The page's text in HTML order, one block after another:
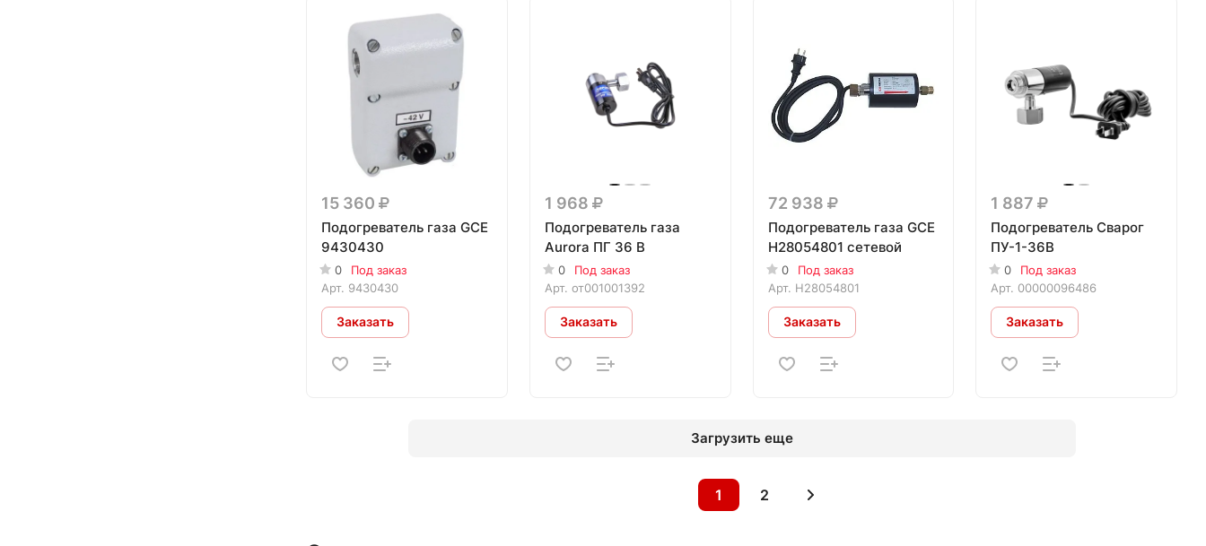
15 360
Подогреватель газа GCE
9430430
0
Под заказ
Арт. 9430430
Заказать
1 968
Подогреватель газа
Aurora ПГ 36 В
0
Под заказ
Арт. от001001392
Заказать
72 938
Подогреватель газа GCE
H28054801 сетевой
0
Под заказ
Арт. H28054801
Заказать
1 887
Подогреватель Сварог
ПУ-1-36В
0
Под заказ
Арт. 00000096486
Заказать
Загрузить еще
1 2